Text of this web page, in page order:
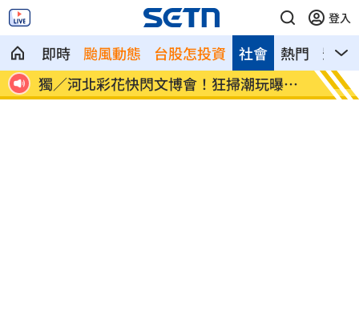
登入
即時 颱風動態 台股怎投資 熱門 影音
社會
獨／河北彩花快閃文博會！狂掃潮玩曝驚
喜
小吃